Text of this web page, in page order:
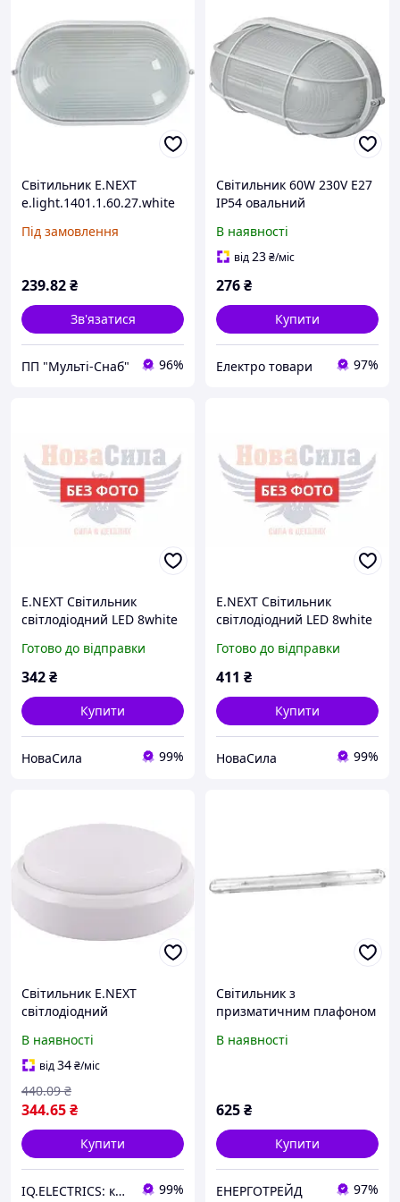
Світильник E.NEXT
e.light.1401.1.60.27.white
Під замовлення
239.82₴
Зв'язатися
ПП "Мульті-Снаб" 96%
Світильник 60W 230V E27
IP54 овальний
[l002012] E.NEXT
e.light.1401.1.60.27.
В наявності
від23₴/міс
276₴
Купити
Електро товари 97%
E.NEXT Світильник
світлодіодний LED 8white
Готово до відправки
342₴
Купити
НоваСила 99%
E.NEXT Світильник
світлодіодний LED 8white
Готово до відправки
411 ₴
Купити
НоваСила 99%
Світильник E.NEXT
світлодіодний
4500K, IP54, білий
В наявності
від34₴/міс
344.65₴
440.09 ₴
Купити
IQ.ELECTRICS: купити електрику оптом 99%
Світильник з
призматичним плафоном
2x58W IP65 без ПРА
В наявності
625₴
Купити
ЕНЕРГОТРЕЙД 97%